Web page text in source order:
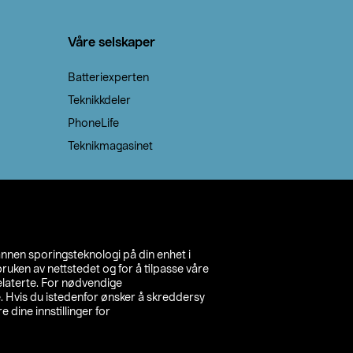
sporingsteknologi på din enhet i
av nettstedet og for å tilpasse våre
For nødvendige
Hvis du istedenfor ønsker å skreddersy
dine innstillinger for
Våre selskaper
Batteriexperten
Teknikkdeler
PhoneLife
Teknikmagasinet